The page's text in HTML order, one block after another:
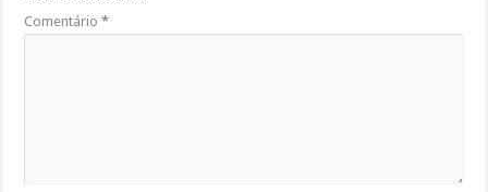
Comentário*